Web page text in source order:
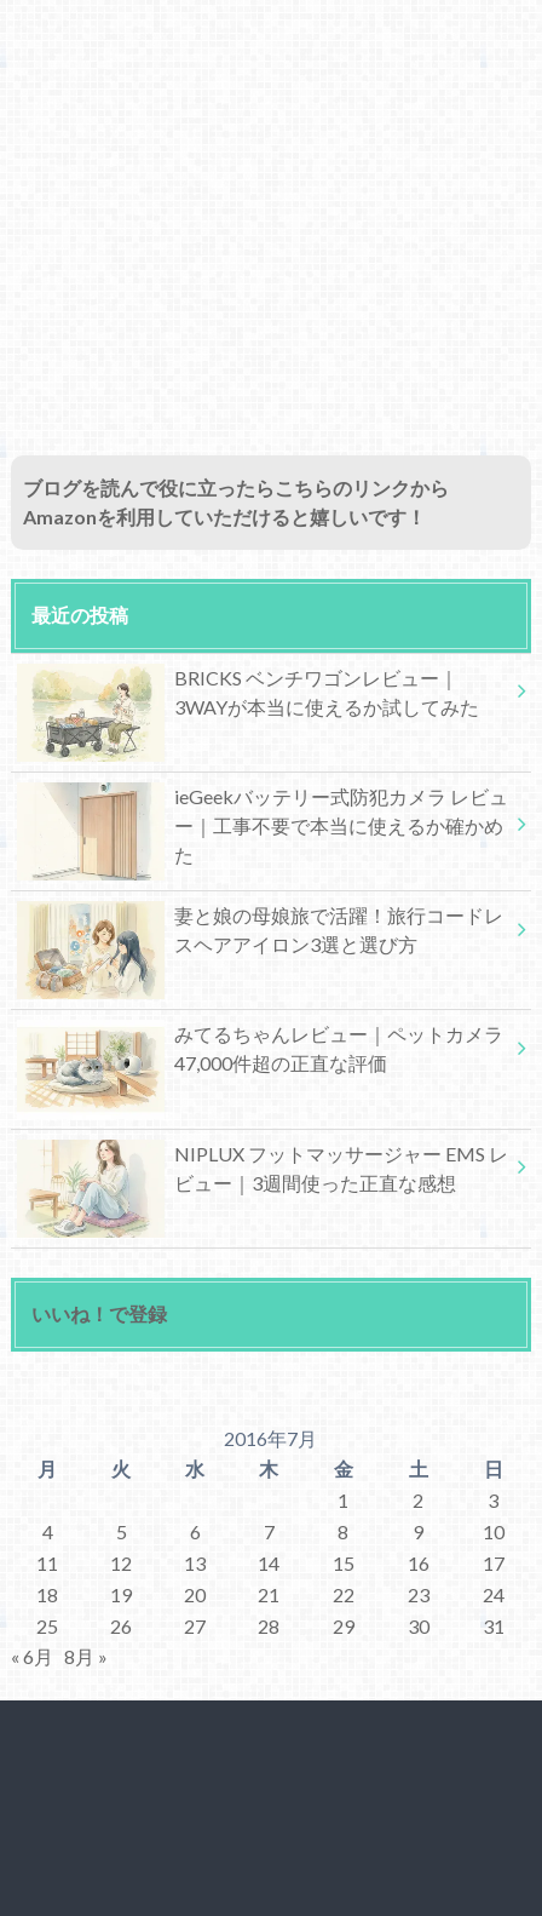
ブログを読んで役に立ったらこちらのリンクから
Amazonを利用していただけると嬉しいです！
最近の投稿
BRICKS ベンチワゴンレビュー｜
3WAYが本当に使えるか試してみた
ieGeekバッテリー式防犯カメラ レビュ
ー｜工事不要で本当に使えるか確かめ
た
妻と娘の母娘旅で活躍！旅行コードレ
スヘアアイロン3選と選び方
みてるちゃんレビュー｜ペットカメラ
47,000件超の正直な評価
NIPLUX フットマッサージャー EMS レ
ビュー｜3週間使った正直な感想
いいね！で登録
2016年7月
月
火 水 木 金 土
日
1
2
3
4
5 6 7 8 9
10
11
12 13 14 15 16
17
18
19 20 21 22 23
24
25
26 27 28 29 30
31
« 6月
8月 »